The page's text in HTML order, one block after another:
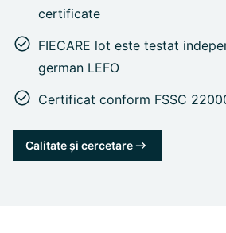
certificate
FIECARE lot este testat
german LEFO
Certificat conform FSSC
Calitate și cercetare